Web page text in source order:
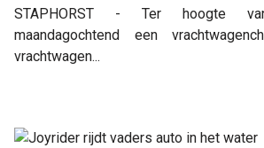
STAPHORST - Ter hoogte
maandagochtend een
vrachtwagen...